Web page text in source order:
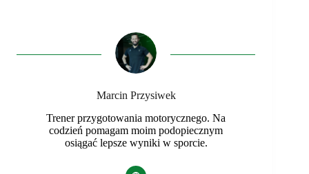
Marcin Przysiwek
Trener przygotowania motorycznego. Na
codzień pomagam moim podopiecznym
osiągać lepsze wyniki w sporcie.